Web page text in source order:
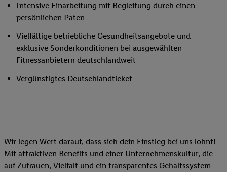
Intensive Einarbeitung mit Begleitung durch einen
persönlichen Paten
Vielfältige betriebliche Gesundheitsangebote und
exklusive Sonderkonditionen bei ausgewählten
Fitnessanbietern deutschlandweit
Vergünstigtes Deutschlandticket
Wir legen Wert darauf, dass sich dein Einstieg bei uns lohnt!
Mit attraktiven Benefits und einer Unternehmenskultur, die
auf Zutrauen, Vielfalt und ein transparentes Gehaltssystem